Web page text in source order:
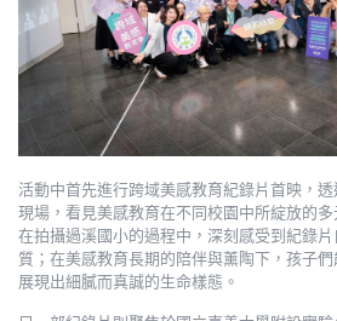
活動中首先進行跨域美感教育紀錄片首映，
現場，看見美感教育在不同校園中所綻放的多
在拍攝過溪國小的過程中，深刻感受到紀錄
質；在美感教育長期的陪伴與薰陶下，孩子
展現出細膩而真誠的生命樣態。